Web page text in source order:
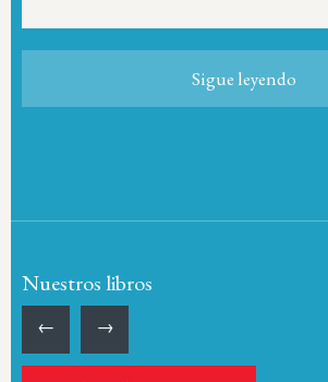
Sigue leyendo
Nuestros libros
← →